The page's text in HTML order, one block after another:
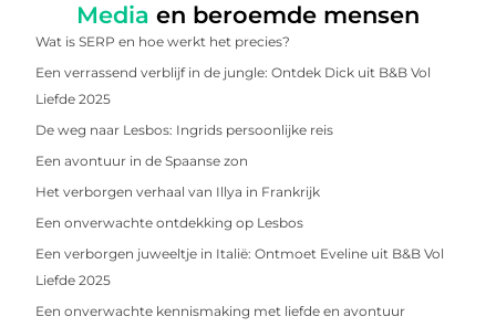
Media en beroemde mensen
Wat is SERP en hoe werkt het precies?
Een verrassend verblijf in de jungle: Ontdek Dick uit B&B Vol
Liefde 2025
De weg naar Lesbos: Ingrids persoonlijke reis
Een avontuur in de Spaanse zon
Het verborgen verhaal van Illya in Frankrijk
Een onverwachte ontdekking op Lesbos
Een verborgen juweeltje in Italië: Ontmoet Eveline uit B&B Vol
Liefde 2025
Een onverwachte kennismaking met liefde en avontuur